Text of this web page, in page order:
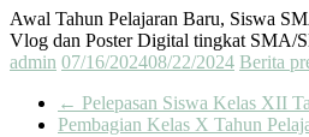
Awal Tahun Pelajaran Baru, Siswa
Vlog dan Poster Digital tingkat SMA/
admin 07/16/202408/22/2024 Berita
← Pelepasan Siswa Kelas XII
Pembagian Kelas X Tahun